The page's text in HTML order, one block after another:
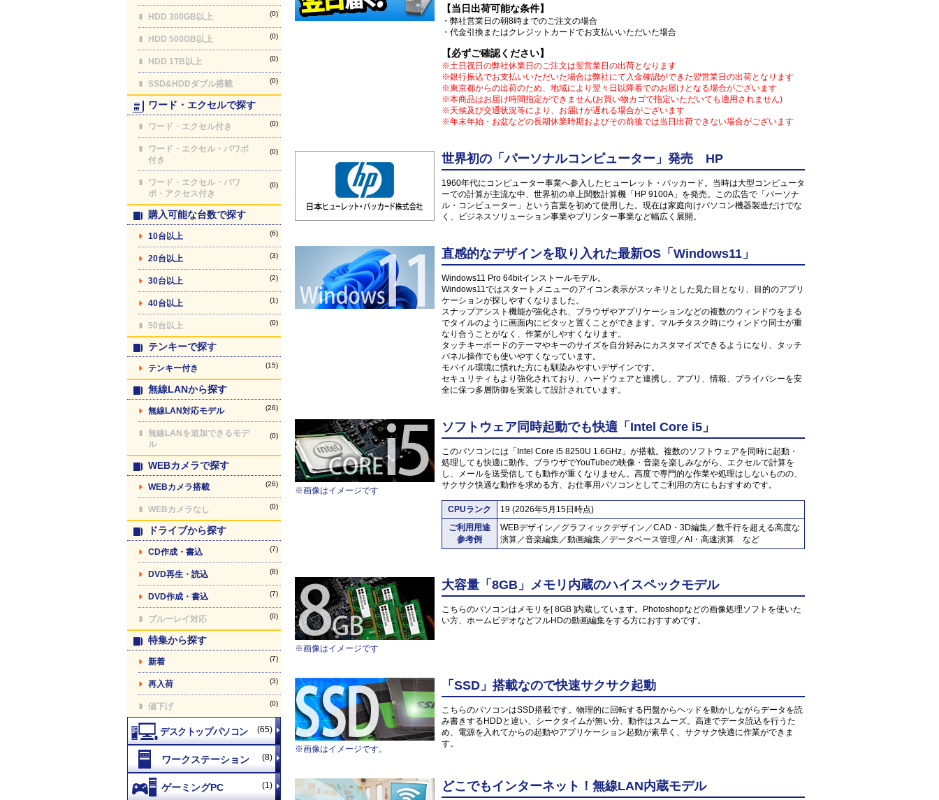
HDD 300GB以上 (0)
HDD 500GB以上 (0)
HDD 1TB以上 (0)
SSD&HDDダブル搭載 (0)
ワード・エクセルで探す
ワード・エクセル付き (0)
ワード・エクセル・パワポ
付き
(0)
ワード・エクセル・パワ
ポ・アクセス付き
(0)
購入可能な台数で探す
10台以上 (6)
20台以上 (3)
30台以上 (2)
40台以上 (1)
50台以上 (0)
テンキーで探す
テンキー付き (15)
無線LANから探す
無線LAN対応モデル (26)
無線LANを追加できるモデ
ル
(0)
WEBカメラで探す
WEBカメラ搭載 (26)
WEBカメラなし (0)
ドライブから探す
CD作成・書込 (7)
DVD再生・読込 (8)
DVD作成・書込 (7)
ブルーレイ対応 (0)
特集から探す
新着 (7)
再入荷 (3)
値下げ (0)
(65)
(8)
(1)
【当日出荷可能な条件】
・弊社営業日の朝8時までのご注文の場合
・代金引換またはクレジットカードでお支払いいただいた場合
【必ずご確認ください】
※土日祝日の弊社休業日のご注文は翌営業日の出荷となります
※銀行振込でお支払いいただいた場合は弊社にて入金確認ができた翌営業日の出荷となります
※東京都からの出荷のため、地域により翌々日以降着でのお届けとなる場合がございます
※本商品はお届け時間指定ができません(お買い物カゴで指定いただいても適用されません)
※天候及び交通状況等により、お届けが遅れる場合がございます
※年末年始・お盆などの長期休業時期およびその前後では当日出荷できない場合がございます
世界初の「パーソナルコンピューター」発売 HP
1960年代にコンピューター事業へ参入したヒューレット・パッカード。当時は大型コンピュータ
ーでの計算が主流な中、世界初の卓上関数計算機「HP 9100A」を発売。この広告で「パーソナ
ル・コンピューター」という言葉を初めて使用した。現在は家庭向けパソコン機器製造だけでな
く、ビジネスソリューション事業やプリンター事業など幅広く展開。
直感的なデザインを取り入れた最新OS「Windows11」
Windows11 Pro 64bitインストールモデル。
Windows11ではスタートメニューのアイコン表示がスッキリとした見た目となり、目的のアプリ
ケーションが探しやすくなりました。
スナップアシスト機能が強化され、ブラウザやアプリケーションなどの複数のウィンドウをまる
でタイルのように画面内にピタッと置くことができます。マルチタスク時にウィンドウ同士が重
なり合うことがなく、作業がしやすくなります。
タッチキーボードのテーマやキーのサイズを自分好みにカスタマイズできるようになり、タッチ
パネル操作でも使いやすくなっています。
モバイル環境に慣れた方にも馴染みやすいデザインです。
セキュリティもより強化されており、ハードウェアと連携し、アプリ、情報、プライバシーを安
全に保つ多層防御を実装して設計されています。
※画像はイメージです
ソフトウェア同時起動でも快適「Intel Core i5」
このパソコンには「Intel Core i5 8250U 1.6GHz」が搭載。複数のソフトウェアを同時に起動・
処理しても快適に動作。ブラウザでYouTubeの映像・音楽を楽しみながら、エクセルで計算を
し、メールを送受信しても動作が重くなりません。高度で専門的な作業や処理はしないものの、
サクサク快適な動作を求める方、お仕事用パソコンとしてご利用の方にもおすすめです。
CPUランク
19 (2026年5月15日時点)
ご利用用途
参考例
WEBデザイン／グラフィックデザイン／CAD・3D編集／数千行を超える高度な
演算／音楽編集／動画編集／データベース管理／AI・高速演算 など
※画像はイメージです
大容量「8GB」メモリ内蔵のハイスペックモデル
こちらのパソコンはメモリを[ 8GB ]内蔵しています。Photoshopなどの画像処理ソフトを使いた
い方、ホームビデオなどフルHDの動画編集をする方におすすめです。
※画像はイメージです。
「SSD」搭載なので快速サクサク起動
こちらのパソコンはSSD搭載です。物理的に回転する円盤からヘッドを動かしながらデータを読
み書きするHDDと違い、シークタイムが無い分、動作はスムーズ。高速でデータ読込を行うた
め、電源を入れてからの起動やアプリケーション起動が素早く、サクサク快適に作業ができま
す。
どこでもインターネット！無線LAN内蔵モデル